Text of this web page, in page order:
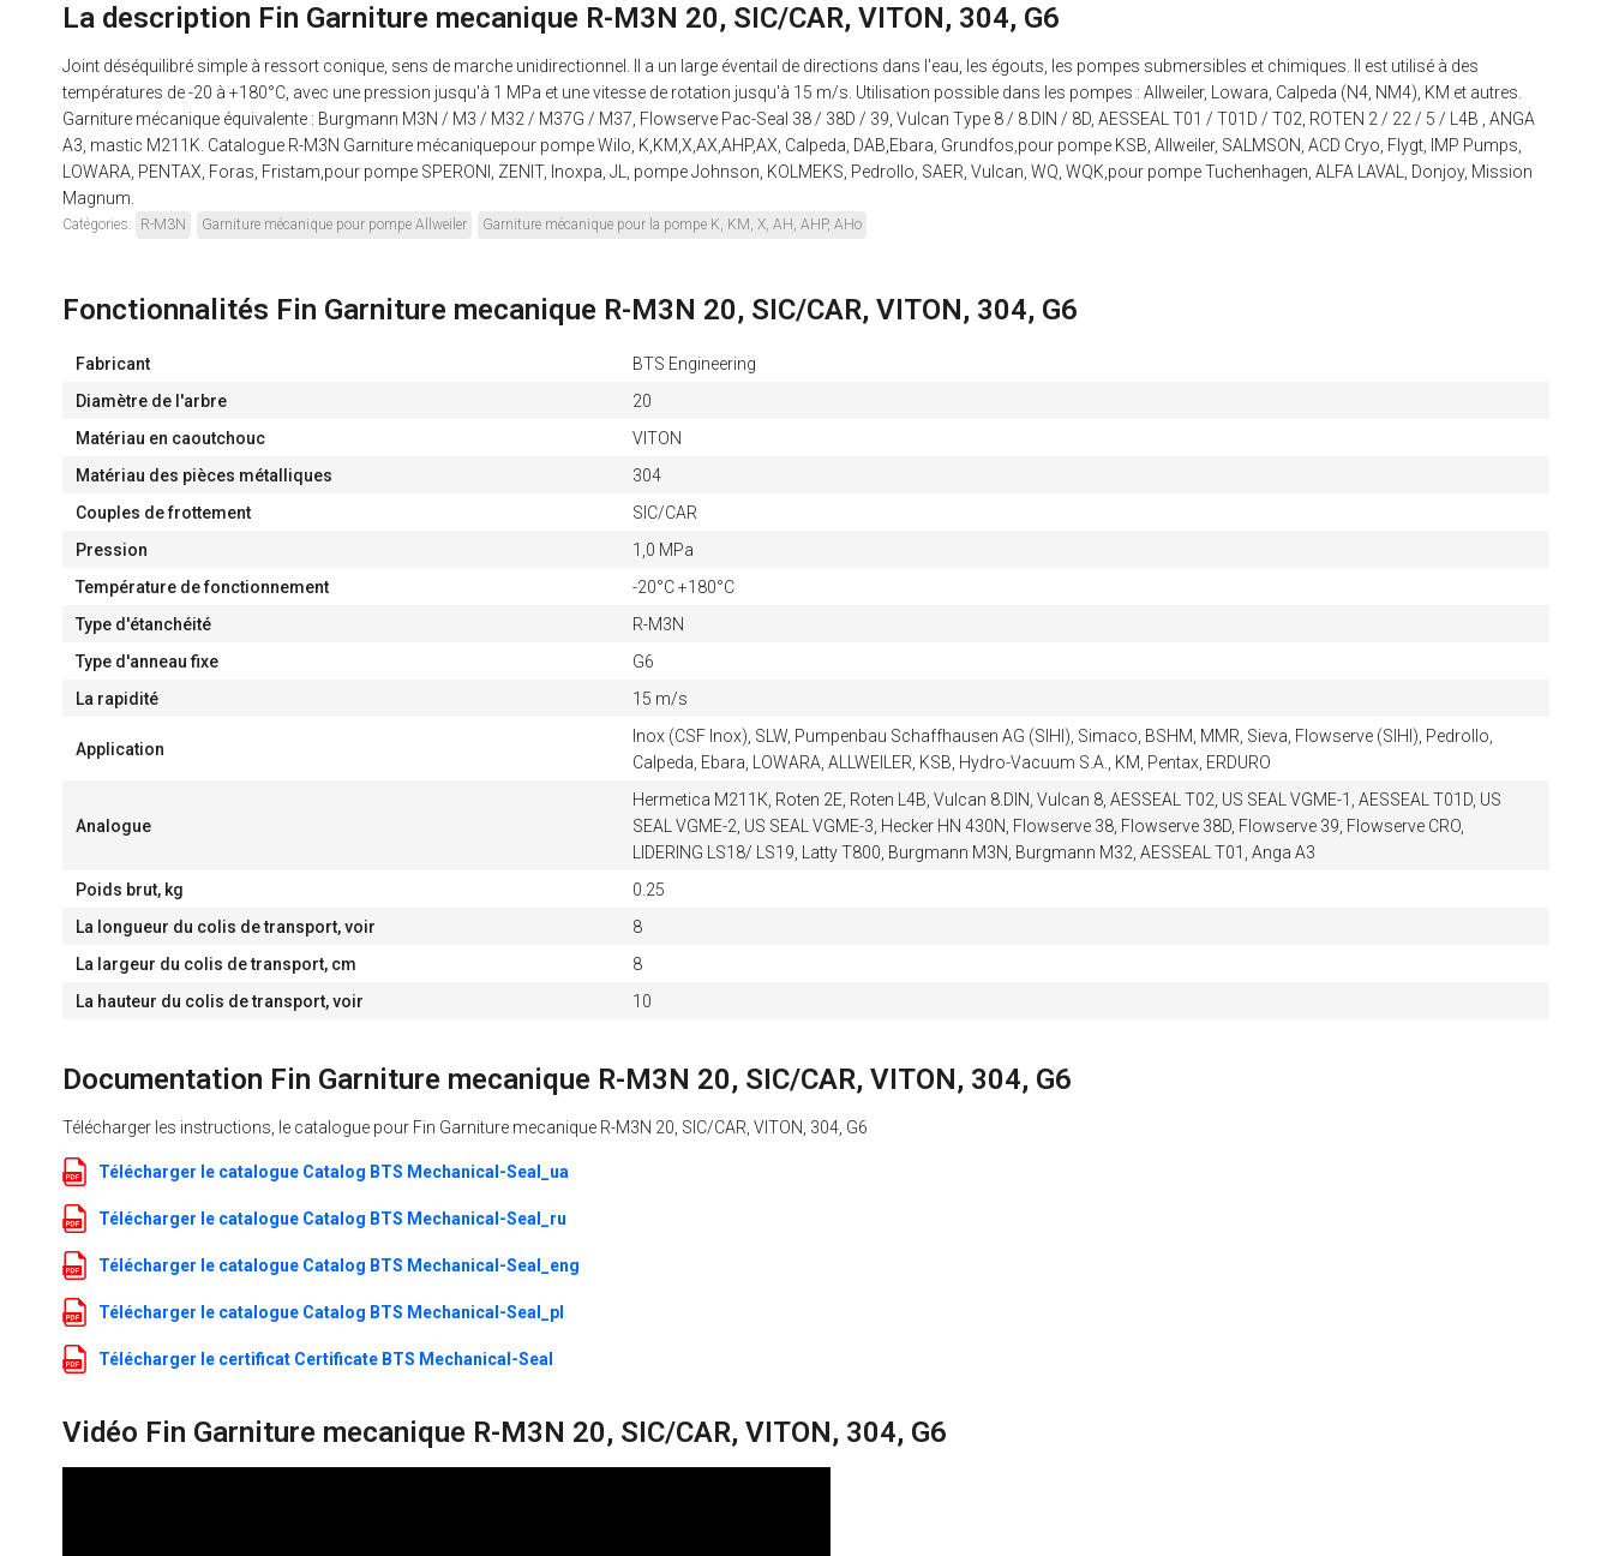
La description Fin Garniture mecanique R-M3N 20, SIC/CAR, VITON, 304, G6
Joint déséquilibré simple à ressort conique, sens de marche unidirectionnel. Il a un large éventail de directions dans l'eau, les égouts, les pompes submersibles et chimiques. Il est utilisé à des
températures de -20 à +180°C, avec une pression jusqu'à 1 MPa et une vitesse de rotation jusqu'à 15 m/s. Utilisation possible dans les pompes : Allweiler, Lowara, Calpeda (N4, NM4), KM et autres.
Garniture mécanique équivalente : Burgmann M3N / M3 / M32 / M37G / M37, Flowserve Pac-Seal 38 / 38D / 39, Vulcan Type 8 / 8.DIN / 8D, AESSEAL T01 / T01D / T02, ROTEN 2 / 22 / 5 / L4B , ANGA
A3, mastic M211K. Catalogue R-M3N Garniture mécaniquepour pompe Wilo, K,KM,X,AX,AHP,AX, Calpeda, DAB,Ebara, Grundfos,pour pompe KSB, Allweiler, SALMSON, ACD Cryo, Flygt, IMP Pumps,
LOWARA, PENTAX, Foras, Fristam,pour pompe SPERONI, ZENIT, Inoxpa, JL, pompe Johnson, KOLMEKS, Pedrollo, SAER, Vulcan, WQ, WQK,pour pompe Tuchenhagen, ALFA LAVAL, Donjoy, Mission
Magnum.
Catégories: R-M3N Garniture mécanique pour pompe Allweiler Garniture mécanique pour la pompe K, KM, X, AH, AHP, AHo
Fonctionnalités Fin Garniture mecanique R-M3N 20, SIC/CAR, VITON, 304, G6
Fabricant
BTS Engineering
Diamètre de l'arbre
20
Matériau en caoutchouc
VITON
Matériau des pièces métalliques
304
Couples de frottement
SIC/CAR
Pression
1,0 MPa
Température de fonctionnement
-20°C +180°C
Type d'étanchéité
R-M3N
Type d'anneau fixe
G6
La rapidité
15 m/s
Application
Inox (CSF Inox), SLW, Pumpenbau Schaffhausen AG (SIHI), Simaco, BSHM, MMR, Sieva, Flowserve (SIHI), Pedrollo,
Calpeda, Ebara, LOWARA, ALLWEILER, KSB, Hydro-Vacuum S.A., KM, Pentax, ERDURO
Analogue
Hermetica М211К, Roten 2E, Roten L4B, Vulcan 8.DIN, Vulcan 8, AESSEAL T02, US SEAL VGME-1, AESSEAL T01D, US
SEAL VGME-2, US SEAL VGME-3, Hecker HN 430N, Flowserve 38, Flowserve 38D, Flowserve 39, Flowserve CRO,
LIDERING LS18/ LS19, Latty T800, Burgmann M3N, Burgmann M32, AESSEAL T01, Anga A3
Poids brut, kg
0.25
La longueur du colis de transport, voir
8
La largeur du colis de transport, cm
8
La hauteur du colis de transport, voir
10
Documentation Fin Garniture mecanique R-M3N 20, SIC/CAR, VITON, 304, G6
Télécharger les instructions, le catalogue pour Fin Garniture mecanique R-M3N 20, SIC/CAR, VITON, 304, G6
Télécharger le catalogue Catalog BTS Mechanical-Seal_ua
Télécharger le catalogue Catalog BTS Mechanical-Seal_ru
Télécharger le catalogue Catalog BTS Mechanical-Seal_eng
Télécharger le catalogue Catalog BTS Mechanical-Seal_pl
Télécharger le certificat Certificate BTS Mechanical-Seal
Vidéo Fin Garniture mecanique R-M3N 20, SIC/CAR, VITON, 304, G6